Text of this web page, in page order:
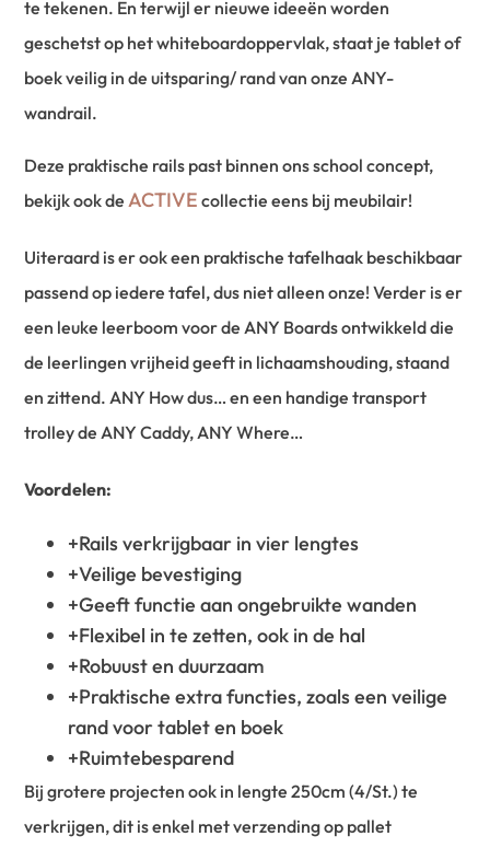
te tekenen. En terwijl er nieuwe ideeën worden
geschetst op het whiteboardoppervlak, staat je tablet of
boek veilig in de uitsparing/ rand van onze ANY-
wandrail.
Deze praktische rails past binnen ons school concept,
bekijk ook de ACTIVE collectie eens bij meubilair!
Uiteraard is er ook een praktische tafelhaak beschikbaar
passend op iedere tafel, dus niet alleen onze! Verder is er
een leuke leerboom voor de ANY Boards ontwikkeld die
de leerlingen vrijheid geeft in lichaamshouding, staand
en zittend. ANY How dus… en een handige transport
trolley de ANY Caddy, ANY Where…
Voordelen:
+Rails verkrijgbaar in vier lengtes
+Veilige bevestiging
+Geeft functie aan ongebruikte wanden
+Flexibel in te zetten, ook in de hal
+Robuust en duurzaam
+Praktische extra functies, zoals een veilige
rand voor tablet en boek
+Ruimtebesparend
Bij grotere projecten ook in lengte 250cm (4/St.) te
verkrijgen, dit is enkel met verzending op pallet